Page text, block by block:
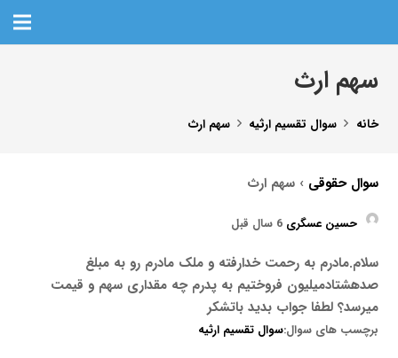
سهم ارث
خانه سوال تقسیم ارثیه سهم ارث
سوال حقوقی ›سهم ارث
حسین عسگری 6 سال قبل
سلام.مادرم به رحمت خدارفته و ملک مادرم رو به مبلغ
صدهشتادمیلیون فروختیم به پدرم چه مقداری سهم و قیمت
میرسد؟ لطفا جواب بدید باتشکر
برچسب های سوال:سوال تقسیم ارثیه